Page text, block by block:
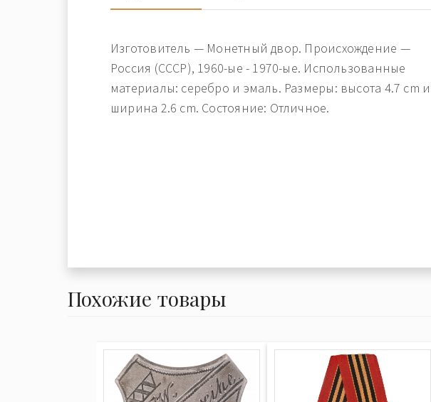
Изготовитель — Монетный двор. Происхождение —
Россия (СССР), 1960-ые - 1970-ые. Использованные
материалы: серебро и эмаль. Размеры: высота 4.7 cm и
ширина 2.6 cm. Состояние: Отличное.
Похожие товары